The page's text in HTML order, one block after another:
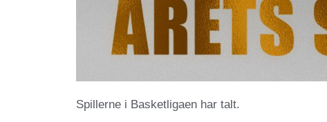
Spillerne i Basketligaen har talt.